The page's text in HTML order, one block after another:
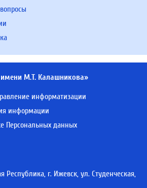
М.Т. Калашникова»
информатизации
информации
Персональных данных
Республика, г. Ижевск, ул. Студенческая,